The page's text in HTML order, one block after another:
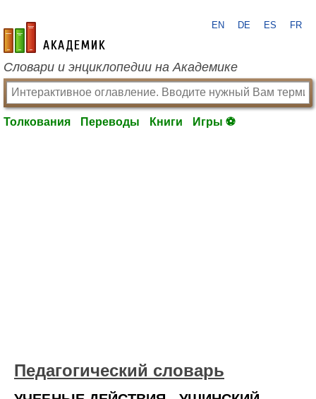
academic.ru
EN DE ES FR
Словари и энциклопедии на Академике
Толкования Переводы Книги Игры ⚽
Педагогический словарь